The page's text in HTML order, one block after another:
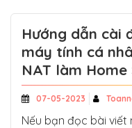
Hướng dẫn cài
máy tính cá
NAT làm
07-05-2023
Nếu bạn đọc bài viết